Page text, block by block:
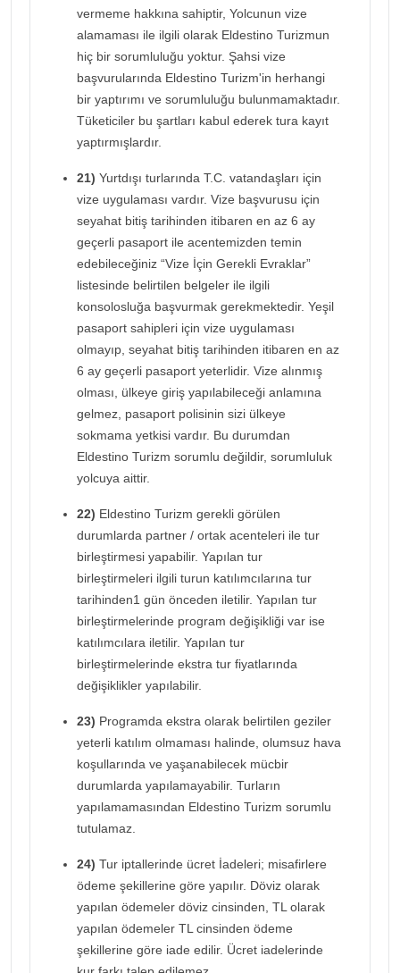
vermeme hakkına sahiptir, Yolcunun vize
alamaması ile ilgili olarak Eldestino Turizmun
hiç bir sorumluluğu yoktur. Şahsi vize
başvurularında Eldestino Turizm'in herhangi
bir yaptırımı ve sorumluluğu bulunmamaktadır.
Tüketiciler bu şartları kabul ederek tura kayıt
yaptırmışlardır.
21) Yurtdışı turlarında T.C. vatandaşları için
vize uygulaması vardır. Vize başvurusu için
seyahat bitiş tarihinden itibaren en az 6 ay
geçerli pasaport ile acentemizden temin
edebileceğiniz “Vize İçin Gerekli Evraklar”
listesinde belirtilen belgeler ile ilgili
konsolosluğa başvurmak gerekmektedir. Yeşil
pasaport sahipleri için vize uygulaması
olmayıp, seyahat bitiş tarihinden itibaren en az
6 ay geçerli pasaport yeterlidir. Vize alınmış
olması, ülkeye giriş yapılabileceği anlamına
gelmez, pasaport polisinin sizi ülkeye
sokmama yetkisi vardır. Bu durumdan
Eldestino Turizm sorumlu değildir, sorumluluk
yolcuya aittir.
22) Eldestino Turizm gerekli görülen
durumlarda partner / ortak acenteleri ile tur
birleştirmesi yapabilir. Yapılan tur
birleştirmeleri ilgili turun katılımcılarına tur
tarihinden1 gün önceden iletilir. Yapılan tur
birleştirmelerinde program değişikliği var ise
katılımcılara iletilir. Yapılan tur
birleştirmelerinde ekstra tur fiyatlarında
değişiklikler yapılabilir.
23) Programda ekstra olarak belirtilen geziler
yeterli katılım olmaması halinde, olumsuz hava
koşullarında ve yaşanabilecek mücbir
durumlarda yapılamayabilir. Turların
yapılamamasından Eldestino Turizm sorumlu
tutulamaz.
24) Tur iptallerinde ücret İadeleri; misafirlere
ödeme şekillerine göre yapılır. Döviz olarak
yapılan ödemeler döviz cinsinden, TL olarak
yapılan ödemeler TL cinsinden ödeme
şekillerine göre iade edilir. Ücret iadelerinde